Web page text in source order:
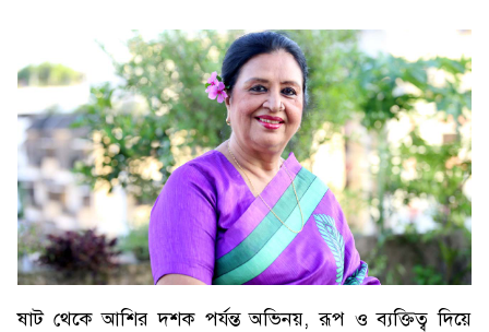
ষাট থেকে আশির দশক পর্যন্ত অভিনয়, রূপ ও ব্যক্তিত্ব দিয়ে